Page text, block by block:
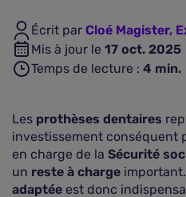
Écrit par Cloé Magister,
Mis à jour le 17 oct. 2025
Temps de lecture : 4 min.
Les prothèses dentaires
investissement conséquent
en charge de la Sécurité
un reste à charge
adaptée est donc